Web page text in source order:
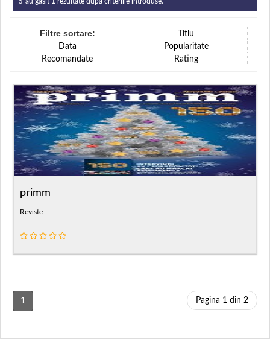
Filtre sortare:
Titlu
Data
Popularitate
Recomandate
Rating
primm
Reviste
1 Pagina 1 din 2